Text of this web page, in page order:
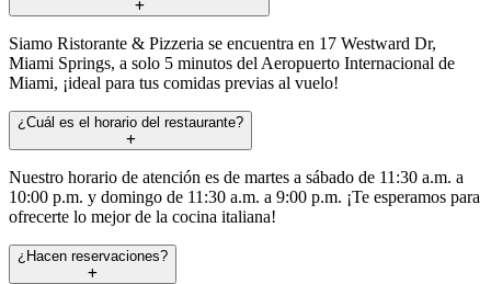
Siamo Ristorante & Pizzeria se encuentra en 17 Westward Dr,
Miami Springs, a solo 5 minutos del Aeropuerto Internacional de
Miami, ¡ideal para tus comidas previas al vuelo!
¿Cuál es el horario del restaurante?
Nuestro horario de atención es de martes a sábado de 11:30 a.m. a
10:00 p.m. y domingo de 11:30 a.m. a 9:00 p.m. ¡Te esperamos para
ofrecerte lo mejor de la cocina italiana!
¿Hacen reservaciones?